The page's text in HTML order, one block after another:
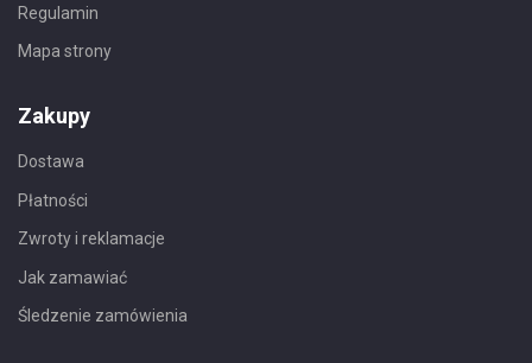
Regulamin
Mapa strony
Zakupy
Dostawa
Płatności
Zwroty i reklamacje
Jak zamawiać
Śledzenie zamówienia